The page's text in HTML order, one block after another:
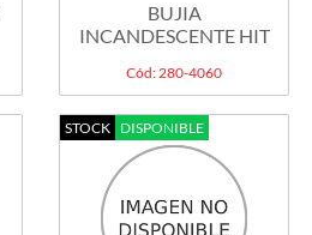
BUJIA
INCANDESCENTE HIT
Cód: 280-4060
STOCK DISPONIBLE